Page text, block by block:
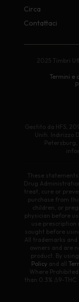
Circa
Contattaci
2025 Timbri
Termini e
Gestito da HFS,
Uniti. Indirizzo
Petersburg,
These
Drug
treat, cure or
purchase from
children, or
physician before
use prescription
sought before
All trademarks
owners and are
product. By
Policy and all
Where
than 0.3% Δ9-